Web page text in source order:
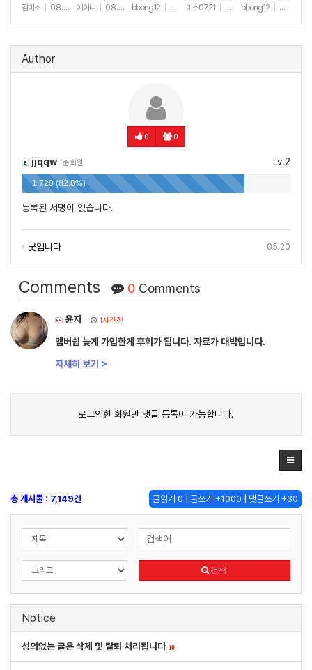
김미소 08.07 +188
예이니 08.04 +69
bbong12 07.31+90
하세요🫶
미소0721 07.31+263
한 일상샷
bbong12 07.28
Author
0 0
Lv.2
jjqqw 준회원
1,720 (82.8%)
등록된 서명이 없습니다.
05.20
굿입니다
Comments 0 Comments
윤지 1시간전
멤버쉽 늦게 가입한게 후회가 됩니다. 자료가 대박입니다.
자세히 보기 >
로그인한 회원만 댓글 등록이 가능합니다.
글읽기 0 | 글쓰기 +1000 | 댓글쓰기 +30
총 게시물 : 7,149건
검색
Notice
성의없는 글은 삭제 및 탈퇴 처리됩니다 10